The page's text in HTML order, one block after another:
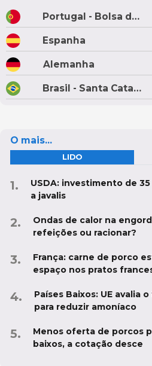
Portugal - Bolsa do Porco do Montijo
Espanha
Alemanha
Brasil - Santa Catarina
O mais...
LIDO
USDA: investimento de
a javalis
Ondas de calor na
refeições ou racionar?
França: carne de porco
espaço nos pratos
Países Baixos: UE avalia
para reduzir amoníaco
Menos oferta de porcos
baixos, a cotação desce